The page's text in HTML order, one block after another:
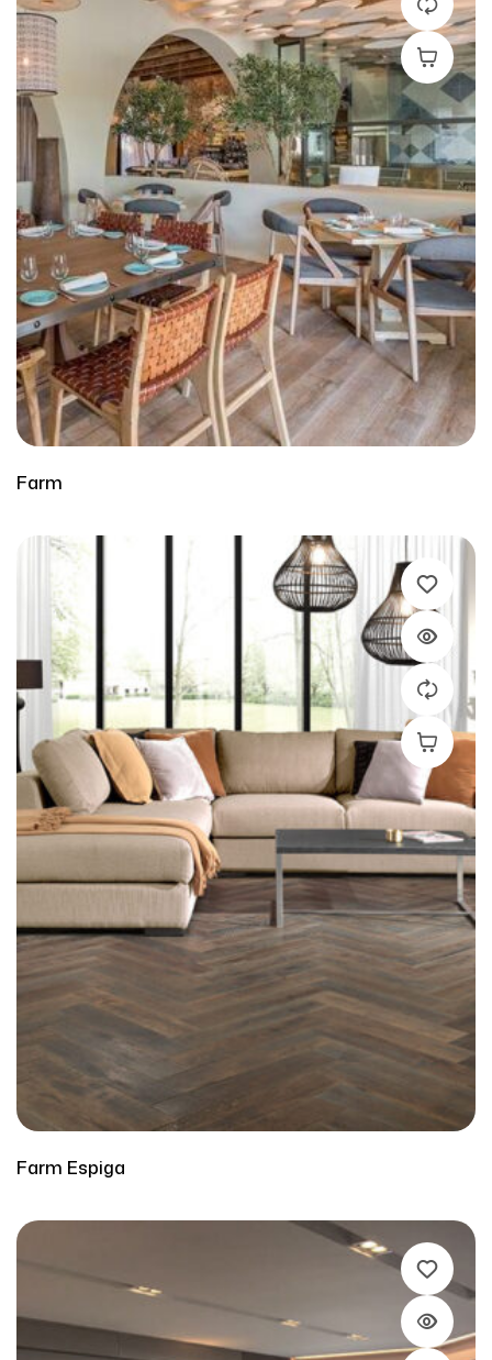
Leer Más
Farm
Leer Más
Farm Espiga